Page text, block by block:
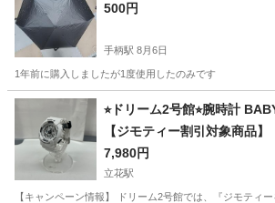
500円
手柄駅 8月6日
1年前に購入しましたが1度使用したのみです
兵庫 姫路市 手柄駅 小物
⭐︎ドリーム2号館⭐︎腕時計
【ジモティー割引対象商品】
7,980円
立花駅
【キャンペーン情報】 ドリーム2号館では、『ジモテ